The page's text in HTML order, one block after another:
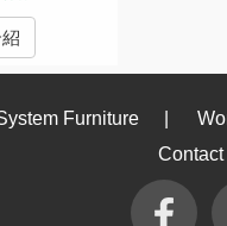
Furniture
Contact